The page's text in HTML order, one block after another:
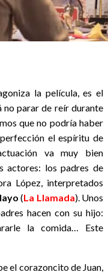
la película, es el
no parar de reír durante
que no podría haber
elespíritu de
va muy bien
actores: los padres de
López, interpretados
(La Llamada). Unos
hacen con su hijo:
la comida… Este
el corazoncito de Juan,